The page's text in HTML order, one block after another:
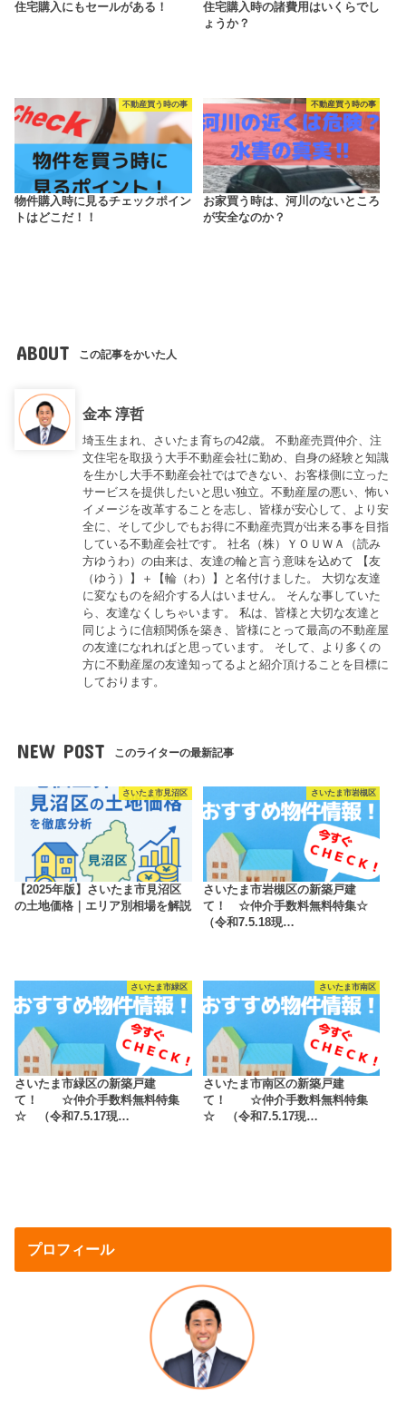
住宅購入にもセールがある！
住宅購入時の諸費用はいくらでし
ょうか？
不動産買う時の事
物件購入時に見るチェックポイン
トはどこだ！！
不動産買う時の事
お家買う時は、河川のないところ
が安全なのか？
ABOUT この記事をかいた人
金本 淳哲
埼玉生まれ、さいたま育ちの42歳。 不動産売買仲介、注
文住宅を取扱う大手不動産会社に勤め、自身の経験と知識
を生かし大手不動産会社ではできない、お客様側に立った
サービスを提供したいと思い独立。不動産屋の悪い、怖い
イメージを改革することを志し、皆様が安心して、より安
全に、そして少しでもお得に不動産売買が出来る事を目指
している不動産会社です。 社名（株）ＹＯＵＷＡ（読み
方ゆうわ）の由来は、友達の輪と言う意味を込めて 【友
（ゆう）】＋【輪（わ）】と名付けました。 大切な友達
に変なものを紹介する人はいません。 そんな事していた
ら、友達なくしちゃいます。 私は、皆様と大切な友達と
同じように信頼関係を築き、皆様にとって最高の不動産屋
の友達になれればと思っています。 そして、より多くの
方に不動産屋の友達知ってるよと紹介頂けることを目標に
しております。
NEW POST このライターの最新記事
さいたま市見沼区
【2025年版】さいたま市見沼区
の土地価格｜エリア別相場を解説
さいたま市岩槻区
さいたま市岩槻区の新築戸建
て！ ☆仲介手数料無料特集☆
（令和7.5.18現…
さいたま市緑区
さいたま市緑区の新築戸建
て！ ☆仲介手数料無料特集
☆ （令和7.5.17現…
さいたま市南区
さいたま市南区の新築戸建
て！ ☆仲介手数料無料特集
☆ （令和7.5.17現…
プロフィール